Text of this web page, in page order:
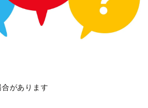
があります